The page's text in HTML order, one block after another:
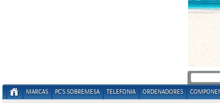
MARCAS PC'S SOBREMESA TELEFONIA ORDENADORES